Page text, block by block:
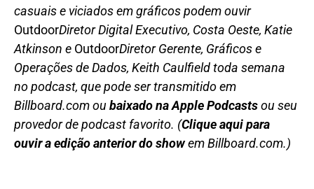
casuais e viciados em gráficos podem ouvir
OutdoorDiretor Digital Executivo, Costa Oeste, Katie
Atkinson e OutdoorDiretor Gerente, Gráficos e
Operações de Dados, Keith Caulfield toda semana
no podcast, que pode ser transmitido em
Billboard.com ou baixado na ApplePodcastsou seu
provedor de podcast favorito. (Clique aqui para
ouvir a edição anterior do showem Billboard.com.)